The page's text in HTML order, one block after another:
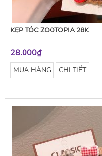
KẸP TÓC ZOOTOPIA 28K
28.000₫
MUA HÀNG CHI TIẾT